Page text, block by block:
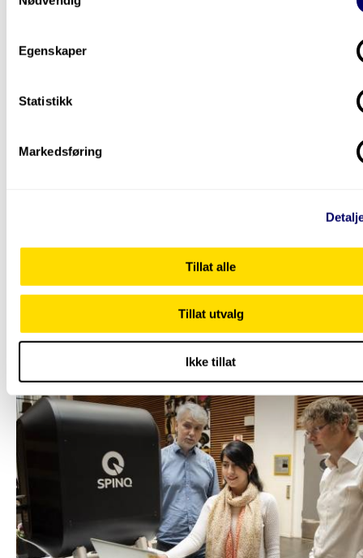
Egenskaper
Statistikk
Markedsføring
Tillat alle
Tillat utvalg
Ikke tillat
«Introduksjon til kvanteverda for nyfikne» gjev deg
korleis verda er skrudd saman, og korleis
kvantedatamaskiner kan revolusjonere databehandling.